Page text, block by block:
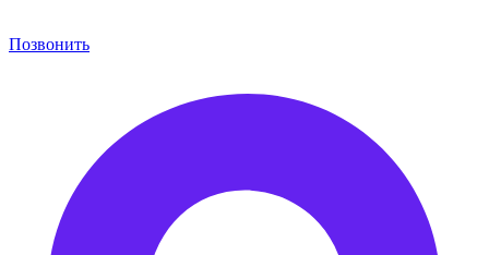
Позвонить